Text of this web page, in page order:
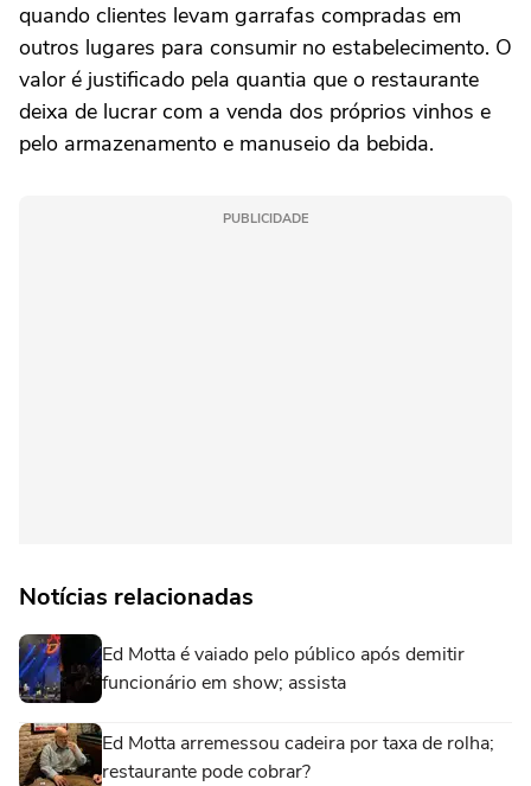
quando clientes levam garrafas compradas em
outros lugares para consumir no estabelecimento. O
valor é justificado pela quantia que o restaurante
deixa de lucrar com a venda dos próprios vinhos e
pelo armazenamento e manuseio da bebida.
PUBLICIDADE
Notícias relacionadas
Ed Motta é vaiado pelo público após demitir
funcionário em show; assista
Ed Motta arremessou cadeira por taxa de rolha;
restaurante pode cobrar?